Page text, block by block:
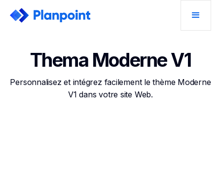
Thema Moderne V1
Personnalisez et intégrez facilement le thème Moderne
V1 dans votre site Web.